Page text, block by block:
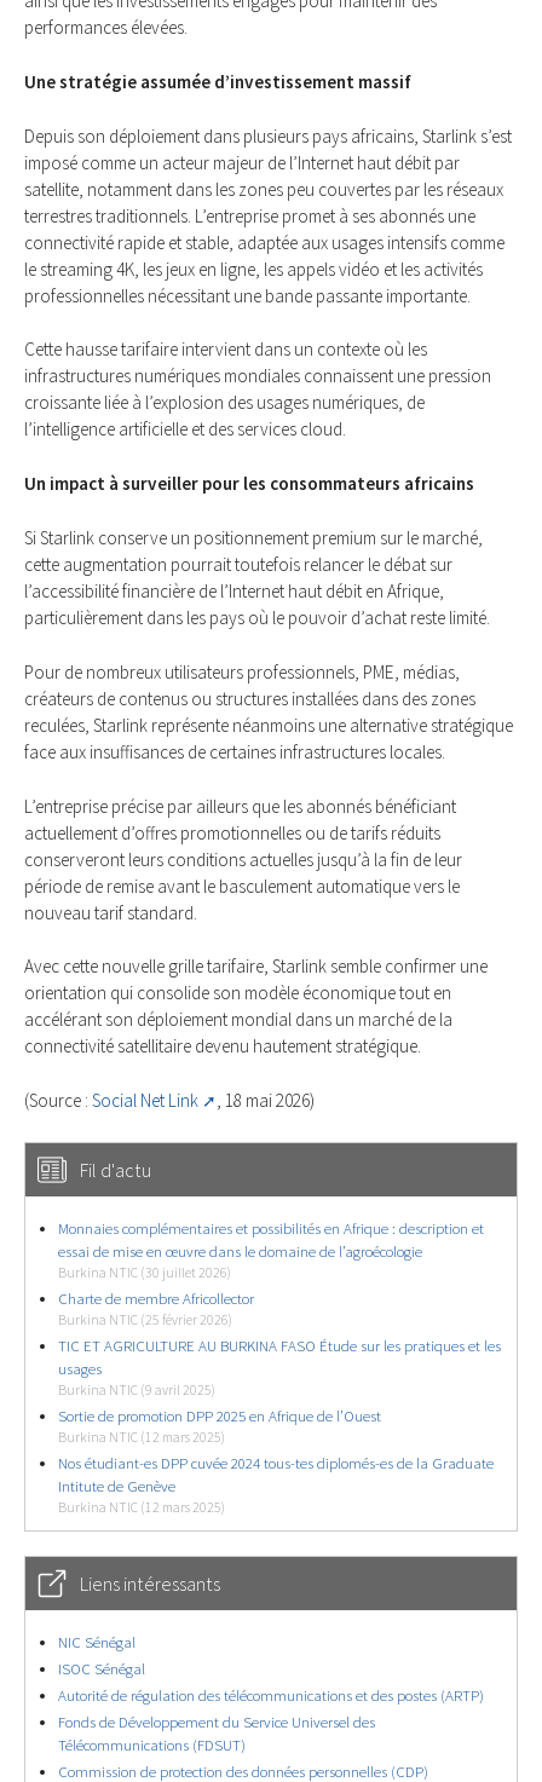
performances élevées.
Une stratégie assumée d’investissement massif
Depuis son déploiement dans plusieurs pays africains, Starlink s’est
imposé comme un acteur majeur de l’Internet haut débit par
satellite, notamment dans les zones peu couvertes par les réseaux
terrestres traditionnels. L’entreprise promet à ses abonnés une
connectivité rapide et stable, adaptée aux usages intensifs comme
le streaming 4K, les jeux en ligne, les appels vidéo et les activités
professionnelles nécessitant une bande passante importante.
Cette hausse tarifaire intervient dans un contexte où les
infrastructures numériques mondiales connaissent une pression
croissante liée à l’explosion des usages numériques, de
l’intelligence artificielle et des services cloud.
Un impact à surveiller pour les consommateurs africains
Si Starlink conserve un positionnement premium sur le marché,
cette augmentation pourrait toutefois relancer le débat sur
l’accessibilité financière de l’Internet haut débit en Afrique,
particulièrement dans les pays où le pouvoir d’achat reste limité.
Pour de nombreux utilisateurs professionnels, PME, médias,
créateurs de contenus ou structures installées dans des zones
reculées, Starlink représente néanmoins une alternative stratégique
face aux insuffisances de certaines infrastructures locales.
L’entreprise précise par ailleurs que les abonnés bénéficiant
actuellement d’offres promotionnelles ou de tarifs réduits
conserveront leurs conditions actuelles jusqu’à la fin de leur
période de remise avant le basculement automatique vers le
nouveau tarif standard.
Avec cette nouvelle grille tarifaire, Starlink semble confirmer une
orientation qui consolide son modèle économique tout en
accélérant son déploiement mondial dans un marché de la
connectivité satellitaire devenu hautement stratégique.
(Source : Social Net Link , 18 mai 2026)
Fil d'actu
Monnaies complémentaires et possibilités en Afrique : description et
essai de mise en œuvre dans le domaine de l’agroécologie
Burkina NTIC (30 juillet 2026)
Charte de membre Africollector
Burkina NTIC (25 février 2026)
TIC ET AGRICULTURE AU BURKINA FASO Étude sur les pratiques et les
usages
Burkina NTIC (9 avril 2025)
Sortie de promotion DPP 2025 en Afrique de l’Ouest
Burkina NTIC (12 mars 2025)
Nos étudiant-es DPP cuvée 2024 tous-tes diplomés-es de la Graduate
Intitute de Genève
Burkina NTIC (12 mars 2025)
Liens intéressants
NIC Sénégal
ISOC Sénégal
Autorité de régulation des télécommunications et des postes (ARTP)
Fonds de Développement du Service Universel des
Télécommunications (FDSUT)
Commission de protection des données personnelles (CDP)